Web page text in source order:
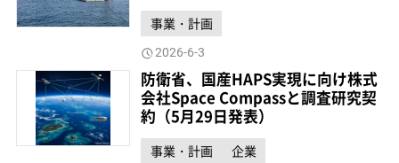
事業・計画
2026-6-3
防衛省、国産HAPS実現に向け株式
会社Space Compassと調査研究契
約（5月29日発表）
事業・計画 企業